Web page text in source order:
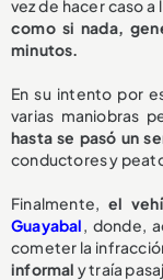
vez de hacer caso a
como si nada,
minutos.
En su intento por
varias maniobras
hasta se pasó un
conductores y
Finalmente, el
Guayabal , donde,
cometer la
informal y traía